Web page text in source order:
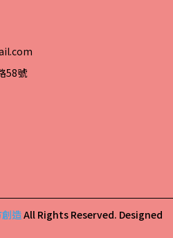
58號
創造All Rights Reserved. Designed